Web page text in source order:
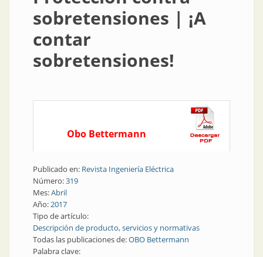
sobretensiones | ¡A
contar
sobretensiones!
Obo Bettermann
Publicado en: Revista Ingeniería Eléctrica
Número:319
Mes:Abril
Año:2017
Tipo de artículo:
Descripción de producto, servicios y normativas
Todas las publicaciones de:OBO Bettermann
Palabra clave: